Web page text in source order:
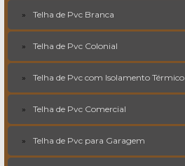
Telha de Pvc Branca
Telha de Pvc Colonial
Telha de Pvc com Isolamento Térmico
Telha de Pvc Comercial
Telha de Pvc para Garagem